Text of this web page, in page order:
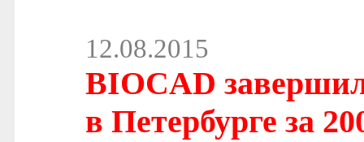
12.08.2015
BIOCAD
в Петербурге за